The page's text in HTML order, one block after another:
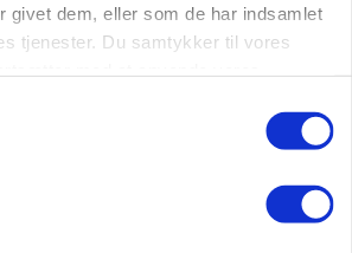
givet dem, eller som de har indsamlet
tjenester. Du samtykker til vores
kører: Her er efterårets største